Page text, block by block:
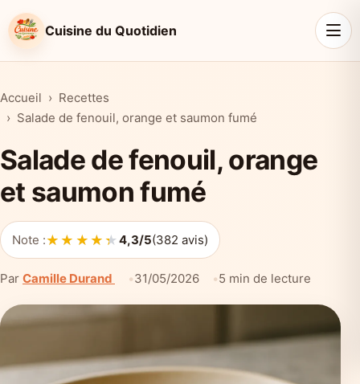
Cuisine du Quotidien
Accueil
Recettes
Salade de fenouil, orange et saumon fumé
Salade de fenouil, orange
et saumon fumé
Note :★★★★★
★★★★★4,3/5(382 avis)
Par Camille Durand 31/05/2026 5 min de lecture